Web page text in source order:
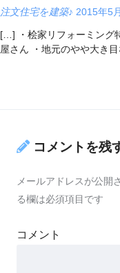
注文住宅を建築♪ 2015年5
[…] ・桧家リフォーミング
屋さん ・地元のやや大き
コメントを残
メールアドレスが公開
る欄は必須項目です
コメント